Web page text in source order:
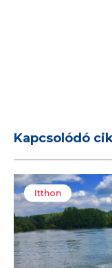
Kapcsolódó
Itthon